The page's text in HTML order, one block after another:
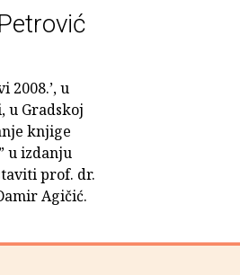
2008.’, u
u Gradskoj
knjige
u izdanju
prof. dr.
Agičić.